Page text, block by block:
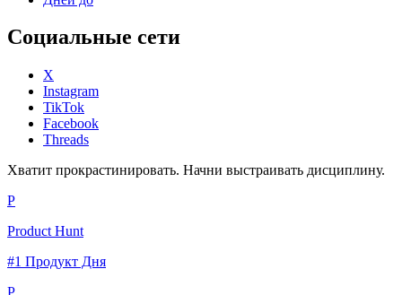
Социальные сети
X
Instagram
TikTok
Facebook
Threads
Хватит прокрастинировать. Начни выстраивать дисциплину.
P
Product Hunt
#1 Продукт Дня